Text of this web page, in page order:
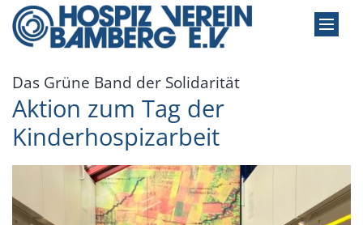
Zum Inhalt springen
Das Grüne Band der Solidarität:
Aktion zum Tag der
Kinderhospizarbeit